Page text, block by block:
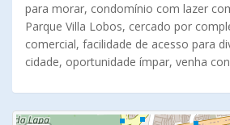
para morar, condomínio com lazer
Parque Villa Lobos, cercado por
comercial, facilidade de acesso para
cidade, oportunidade ímpar, venha